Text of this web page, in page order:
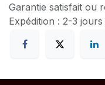
Garantie satisfait ou
Expédition : 2-3